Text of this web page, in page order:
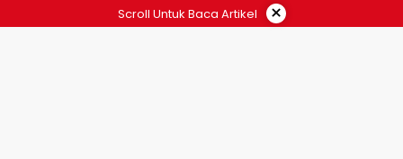
Scroll Untuk Baca Artikel ×